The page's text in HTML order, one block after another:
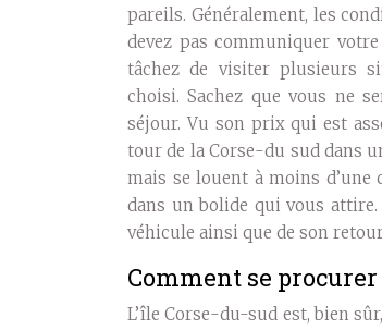
pareils. Généralement, les
devez pas communiquer votre
tâchez de visiter plusieurs
choisi. Sachez que vous ne
séjour. Vu son prix qui est
tour de la Corse-du sud dans
mais se louent à moins d’une
dans un bolide qui vous
véhicule ainsi que de son
Comment se
L’île Corse-du-sud est, bien